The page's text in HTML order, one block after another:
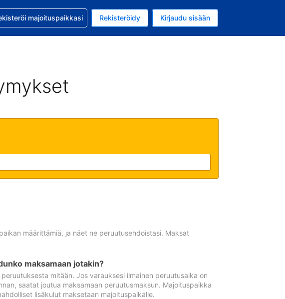
valuutta on Yhdysvaltain dollari
kieli on Suomi
apua varauksesi kanssa
majoituspaikkasi Rekisteröidy Kirjaudu sisään
määrittämiä, ja näet ne peruutusehdoistasi. Maksat
maksamaan jotakin?
mitään. Jos varauksesi ilmainen peruutusaika on
saatat joutua maksamaan peruutusmaksun. Majoituspaikka
lisäkulut maksetaan majoituspaikalle.